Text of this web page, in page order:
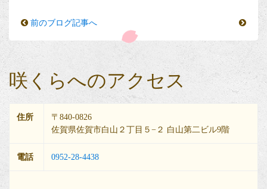
前のブログ記事へ
咲くらへのアクセス
住所
〒840-0826
佐賀県佐賀市白山２丁目５−２ 白山第二ビル9階
電話 0952-28-4438